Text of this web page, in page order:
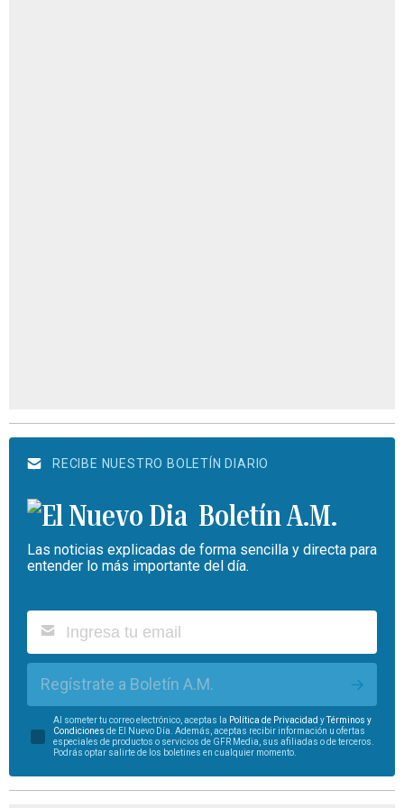
RECIBE NUESTRO BOLETÍN DIARIO
Boletín A.M.
Las noticias explicadas de forma sencilla y directa para
entender lo más importante del día.
Regístrate a Boletín A.M.
Al someter tu correo electrónico, aceptas la Política de Privacidad yTérminos y
Condiciones de El Nuevo Día. Además, aceptas recibir información u ofertas
especiales de productos o servicios de GFR Media, sus afiliadas o de terceros.
Podrás optar salirte de los boletines en cualquier momento.